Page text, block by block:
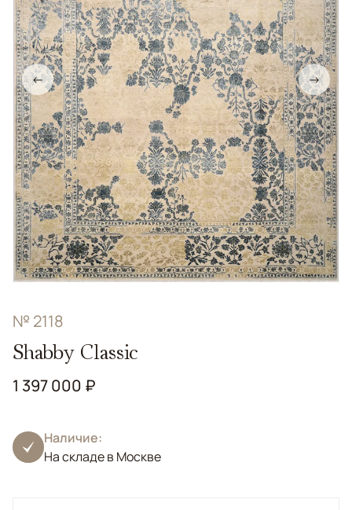
← →
№ 2118
Shabby Classic
1 397 000 ₽
Наличие:
На складе в Москве